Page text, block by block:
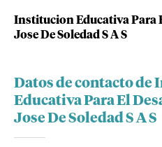
Institucion Educativa Para
Jose De Soledad S A S
Datos de contacto de
Educativa Para El
Jose De Soledad S A S